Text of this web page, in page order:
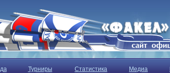
Турниры Статистика Медиа